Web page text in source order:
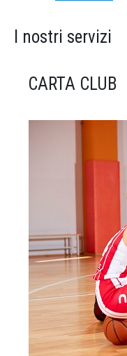
I nostri servizi
CARTA CLUB